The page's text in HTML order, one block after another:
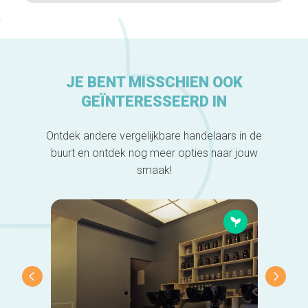
JE BENT MISSCHIEN OOK
GEÏNTERESSEERD IN
Ontdek andere vergelijkbare handelaars in de
buurt en ontdek nog meer opties naar jouw
smaak!